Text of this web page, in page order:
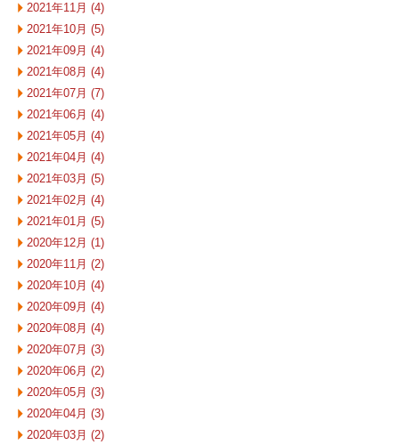
2021年11月 (4)
2021年10月 (5)
2021年09月 (4)
2021年08月 (4)
2021年07月 (7)
2021年06月 (4)
2021年05月 (4)
2021年04月 (4)
2021年03月 (5)
2021年02月 (4)
2021年01月 (5)
2020年12月 (1)
2020年11月 (2)
2020年10月 (4)
2020年09月 (4)
2020年08月 (4)
2020年07月 (3)
2020年06月 (2)
2020年05月 (3)
2020年04月 (3)
2020年03月 (2)